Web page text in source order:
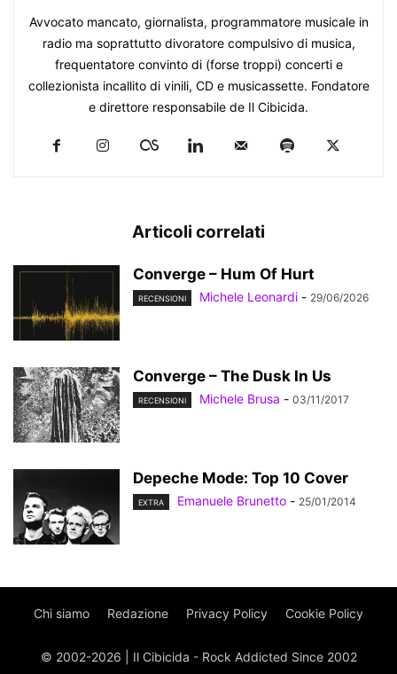
Avvocato mancato, giornalista, programmatore musicale in
radio ma soprattutto divoratore compulsivo di musica,
frequentatore convinto di (forse troppi) concerti e
collezionista incallito di vinili, CD e musicassette. Fondatore
e direttore responsabile de Il Cibicida.
Articoli correlati
Converge – Hum Of Hurt
RECENSIONI Michele Leonardi - 29/06/2026
Converge – The Dusk In Us
RECENSIONI Michele Brusa - 03/11/2017
Depeche Mode: Top 10 Cover
EXTRA Emanuele Brunetto - 25/01/2014
Chi siamo Redazione Privacy Policy Cookie Policy
© 2002-2026 | Il Cibicida - Rock Addicted Since 2002